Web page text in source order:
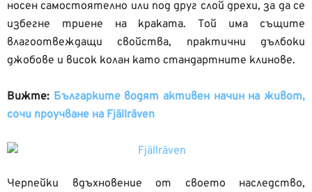
носен самостоятелно или под друг слой дрехи, за да се
избегне триене на краката. Той има същите
влагоотвеждащи свойства, практични дълбоки
джобове и висок колан като стандартните клинове.
Вижте: Българките водят активен начин на живот,
сочи проучване на Fjällräven
Черпейки вдъхновение от своето наследство,